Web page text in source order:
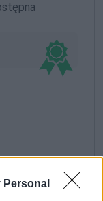
Personal